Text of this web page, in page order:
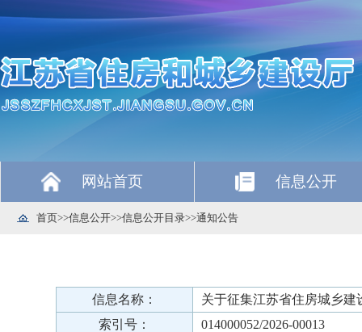
网站首页 信息公开
首页>>信息公开>>信息公开目录>>通知公告
信息名称：
关于征集江苏省住房城乡
索引号：
014000052/2026-00013